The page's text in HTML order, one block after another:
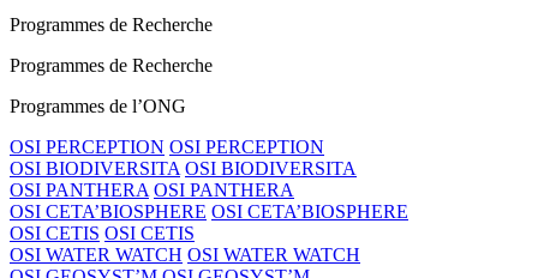
Programmes de Recherche
Programmes de Recherche
Programmes de l’ONG
OSI PERCEPTION OSI PERCEPTION
OSI BIODIVERSITA OSI BIODIVERSITA
OSI PANTHERA OSI PANTHERA
OSI CETA’BIOSPHERE OSI CETA’BIOSPHERE
OSI CETIS OSI CETIS
OSI WATER WATCH OSI WATER WATCH